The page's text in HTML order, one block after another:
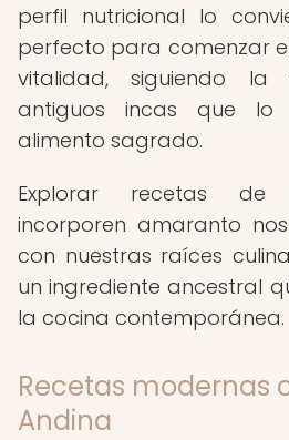
perfil nutricional lo
perfecto para comenzar
vitalidad, siguiendo
antiguos incas que lo
alimento sagrado.
Explorar recetas de
incorporen amaranto
con nuestras raíces
un ingrediente ancestral
la cocina contemporánea.
Recetas modernas
Andina